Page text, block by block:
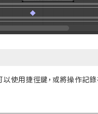
使用捷徑鍵，或將操作記